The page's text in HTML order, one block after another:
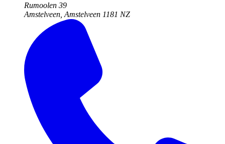
Rumoolen 39
Amstelveen, Amstelveen 1181 NZ